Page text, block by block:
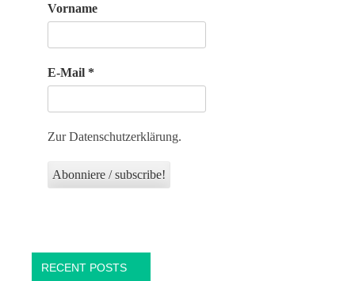
Vorname
E-Mail *
Zur Datenschutzerklärung.
RECENT POSTS